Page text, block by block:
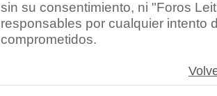
sin su consentimiento, ni "Foros
responsables por cualquier intento
comprometidos.